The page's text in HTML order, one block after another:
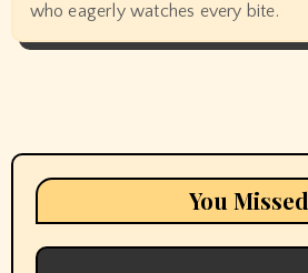
who eagerly watches every bite.
You Missed